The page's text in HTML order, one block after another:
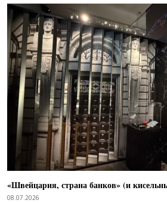
«Швейцария, страна банков» (и
08.07.2026